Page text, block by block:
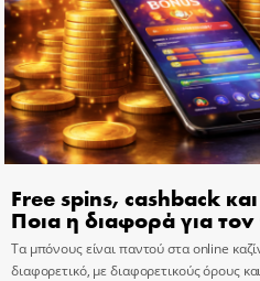
Free spins, cashback
Ποια η διαφορά για τον
Τα μπόνους είναι παντού στα online
διαφορετικό, με διαφορετικούς όρους